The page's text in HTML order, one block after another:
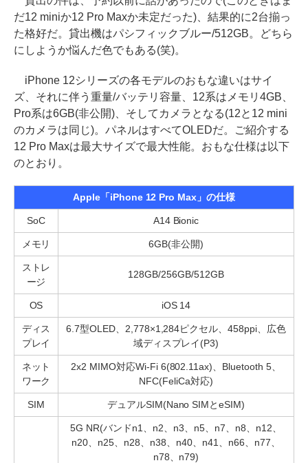
だ12 miniか12 Pro Maxか未定だった)、結果的に2台揃っ
た格好だ。貸出機はパシフィックブルー/512GB。どちら
にしようか悩んだ色でもある(笑)。
iPhone 12シリーズの各モデルのおもな違いはサイ
ズ、それに伴う重量/バッテリ容量、12系はメモリ4GB、
Pro系は6GB(非公開)、そしてカメラとなる(12と12 mini
のカメラは同じ)。パネルはすべてOLEDだ。ご紹介する
12 Pro Maxは最大サイズで最大性能。おもな仕様は以下
のとおり。
Apple「iPhone 12 Pro Max」の仕様
SoC A14 Bionic
メモリ 6GB(非公開)
ストレ
ージ
128GB/256GB/512GB
OS iOS 14
ディス
プレイ
6.7型OLED、2,778×1,284ピクセル、458ppi、広色
域ディスプレイ(P3)
ネット
ワーク
2x2 MIMO対応Wi-Fi 6(802.11ax)、Bluetooth 5、
NFC(FeliCa対応)
SIM デュアルSIM(Nano SIMとeSIM)
5G NR(バンドn1、n2、n3、n5、n7、n8、n12、
n20、n25、n28、n38、n40、n41、n66、n77、
n78、n79)